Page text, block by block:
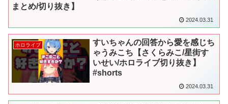
まとめ/切り抜き】
2024.03.31
ホロライブ
すいちゃんの回答から愛を感じち
ゃうみこち【さくらみこ/星街す
いせい/ホロライブ切り抜き】
#shorts
2024.03.31